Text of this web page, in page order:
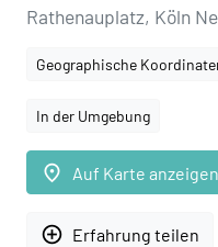
Rathenauplatz, Köln
Geographische
In der Umgebung
place Auf Karte anzeigen
add_circle_outline Erfahrung teilen